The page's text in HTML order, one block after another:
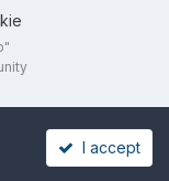
I accept